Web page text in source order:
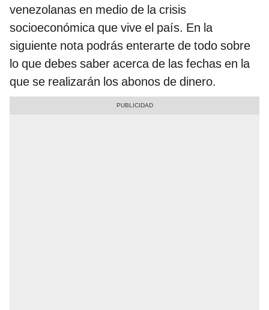
venezolanas en medio de la crisis
socioeconómica que vive el país. En la
siguiente nota podrás enterarte de todo sobre
lo que debes saber acerca de las fechas en la
que se realizarán los abonos de dinero.